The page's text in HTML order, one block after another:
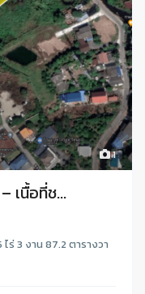
1
เนื้อที่ช...
ร่ 3 งาน 87.2 ตารางวา